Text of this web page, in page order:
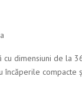
cu dimensiuni de la
încăperile compacte